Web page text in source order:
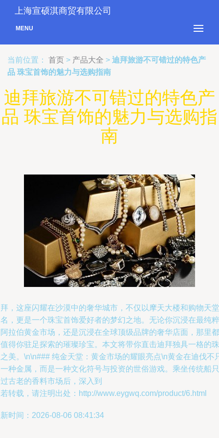
上海宣硕淇商贸有限公司
MENU
当前位置： 首页 > 产品大全 > 迪拜旅游不可错过的特色产
品 珠宝首饰的魅力与选购指南
迪拜旅游不可错过的特色产
品 珠宝首饰的魅力与选购指
南
，这座闪耀在沙漠中的奢华城市，不仅以摩天大楼和购物天堂
，更是一个珠宝首饰爱好者的梦幻之地。无论你沉浸在最纯粹
拉伯黄金市场，还是沉浸在全球顶级品牌的奢华店面，那里都
得你驻足探索的璀璨珍宝。本文将带你直击迪拜独具一格的珠
美。\n\n### 纯金天堂：黄金市场的耀眼亮点\n黄金在迪伐不
种金属，而是一种文化符号与投资的世俗游戏。乘坐传统船只
古老的香料市场后，深入到
转载，请注明出处：http://www.eygwq.com/product/6.html
时间：2026-08-06 08:41:34